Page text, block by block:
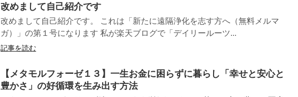
改めまして自己紹介です
改めまして自己紹介です。 これは「新たに遠隔浄化を志す方へ（無料メルマ
ガ）」の第１号になります 私が楽天ブログで「デイリールーツ...
記事を読む
【メタモルフォーゼ１３】一生お金に困らずに暮らし「幸せと安心と
豊かさ」の好循環を生み出す方法